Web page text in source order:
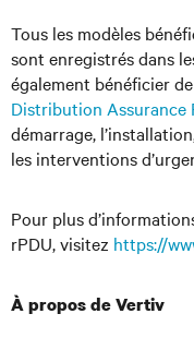
Tous les modèles
sont enregistrés dans
également bénéficier
Distribution Assurance
démarrage,
les interventions
Pour plus
rPDU, visitez https://
À propos de Vertiv